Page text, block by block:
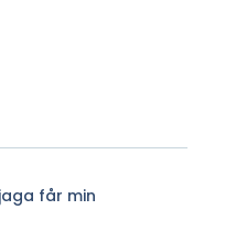
får min